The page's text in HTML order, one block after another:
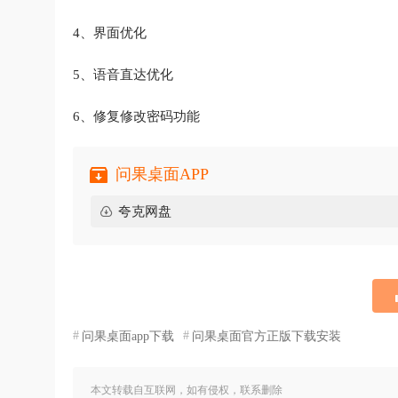
4、界面优化
5、语音直达优化
6、修复修改密码功能
问果桌面APP
夸克网盘
问果桌面app下载 问果桌面官方正版下载安装
本文转载自互联网，如有侵权，联系删除